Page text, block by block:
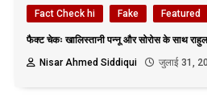
Fact Check hi Fake Featured
फैक्ट चेकः खालिस्तानी पन्नू और सोरोस के साथ
Nisar Ahmed Siddiqui
जुलाई 31,